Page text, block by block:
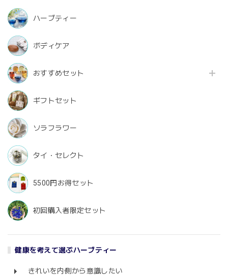
ハーブティー
ボディケア
おすすめセット
ギフトセット
ソラフラワー
タイ・セレクト
5500円お得セット
初回購入者限定セット
健康を考えて選ぶハーブティー
きれいを内側から意識したい